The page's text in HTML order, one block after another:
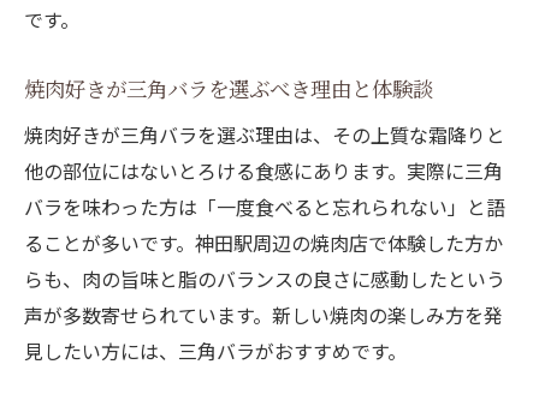
です。
焼肉好きが三角バラを選ぶべき理由と体験談
焼肉好きが三角バラを選ぶ理由は、その上質な霜降りと
他の部位にはないとろける食感にあります。実際に三角
バラを味わった方は「一度食べると忘れられない」と語
ることが多いです。神田駅周辺の焼肉店で体験した方か
らも、肉の旨味と脂のバランスの良さに感動したという
声が多数寄せられています。新しい焼肉の楽しみ方を発
見したい方には、三角バラがおすすめです。